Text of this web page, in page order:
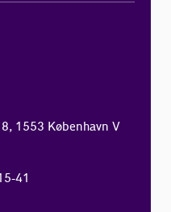
1553 København V
41